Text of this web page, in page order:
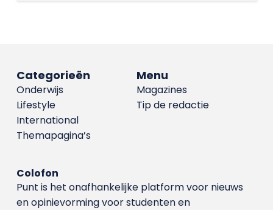
Menu
Magazines
Tip de redactie
Categorieën
Onderwijs
Lifestyle
International
Themapagina’s
Colofon
Punt is het onafhankelijke platform voor nieuws
en opinievorming voor studenten en